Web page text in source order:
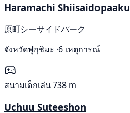
Haramachi Shiisaidopaaku
原町シーサイドパーク
จังหวัดฟุกุชิมะ ·6 เหตุการณ์
สนามเด็กเล่น738 m
Uchuu Suteeshon